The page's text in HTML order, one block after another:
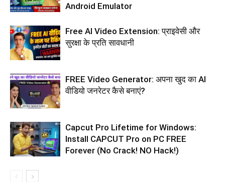
Android Emulator
Free AI Video Extension: प्राइवेसी और
सुरक्षा के प्रति सावधानी
FREE Video Generator: अपना खुद का AI
वीडियो जनरेटर कैसे बनाएं?
Capcut Pro Lifetime for Windows:
Install CAPCUT Pro on PC FREE
Forever (No Crack! NO Hack!)